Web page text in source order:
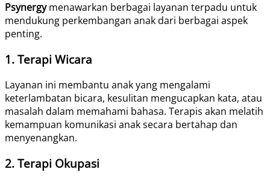
Psynergymenawarkan berbagai layanan terpadu untuk
mendukung perkembangan anak dari berbagai aspek
penting.
1. Terapi Wicara
Layanan ini membantu anak yang mengalami
keterlambatan bicara, kesulitan mengucapkan kata, atau
masalah dalam memahami bahasa. Terapis akan melatih
kemampuan komunikasi anak secara bertahap dan
menyenangkan.
2. Terapi Okupasi